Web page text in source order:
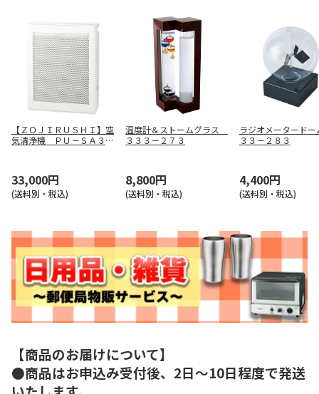
【ＺＯＪＩＲＵＳＨＩ】空
気清浄機 ＰＵ－ＳＡ３５
33,000円
(送料別・税込)
温度計＆ストームグラス
３３３－２７３
8,800円
(送料別・税込)
ラジオメータード
３３－２８３
4,400円
(送料別・税込)
【商品のお届けについて】
●商品はお申込み受付後、2日～10日程度で発送